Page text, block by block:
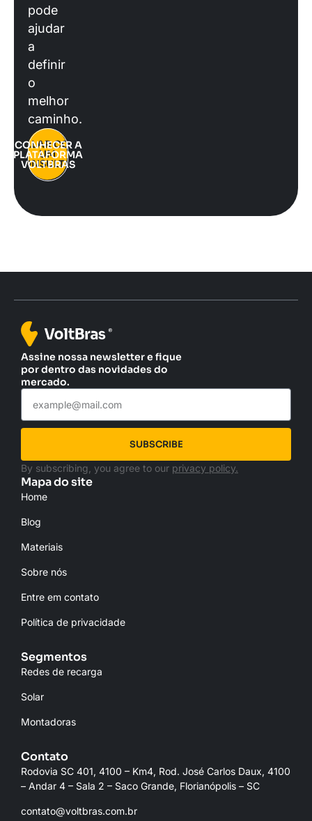
pode
ajudar
a
definir
o
melhor
caminho.
FALAR COM
UM
CONSULTOR
CONHECER A
PLATAFORMA
VOLTBRAS
Assine nossa newsletter e fique
por dentro das novidades do
mercado.
SUBSCRIBE
By subscribing, you agree to our privacy policy.
Mapa do site
Home
Blog
Materiais
Sobre nós
Entre em contato
Política de privacidade
Segmentos
Redes de recarga
Solar
Montadoras
Contato
Rodovia SC 401, 4100 – Km4, Rod. José Carlos Daux, 4100
– Andar 4 – Sala 2 – Saco Grande, Florianópolis – SC
contato@voltbras.com.br